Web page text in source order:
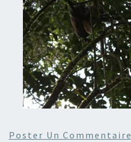
Poster Un Commentaire